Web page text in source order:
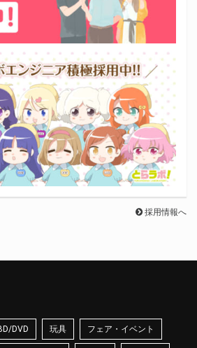
採用情報へ
DVD 玩具 フェア・イベント